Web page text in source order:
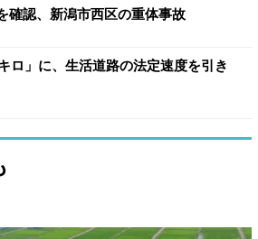
確認、新潟市西区の重体事故
ロ」に、生活道路の法定速度を引き